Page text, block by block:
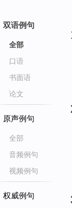
双语例句
全部
口语
书面语
论文
原声例句
全部
音频例句
视频例句
权威例句